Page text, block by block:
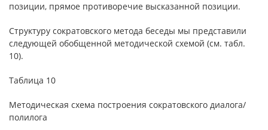
позиции, прямое противоречие высказанной позиции.
Структуру сократовского метода беседы мы представили
следующей обобщенной методической схемой (см. табл.
10).
Таблица 10
Методическая схема построения сократовского диалога/
полилога